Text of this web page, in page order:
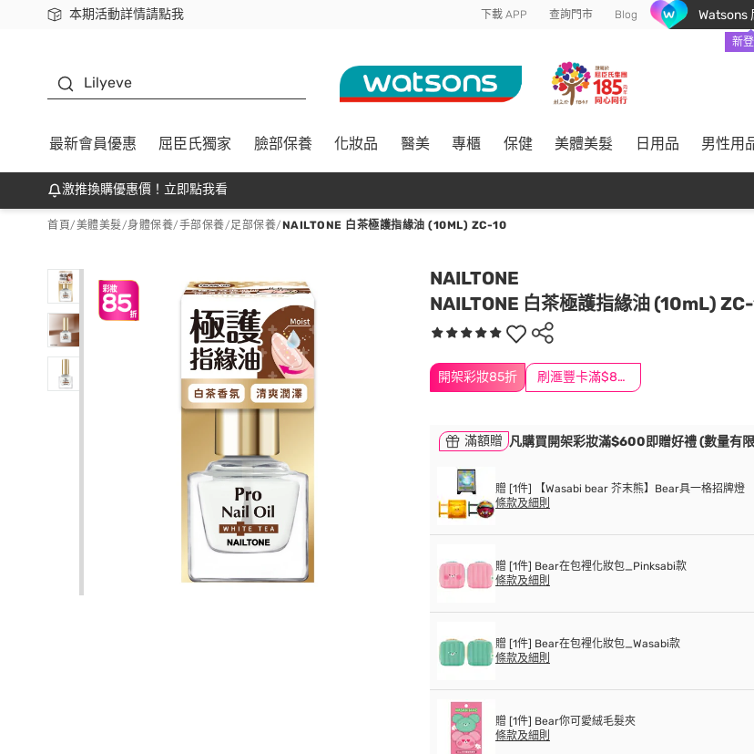
本期活動詳情請點我
下載app最高回饋$350 下載 APP 查詢門市 Blog Watsons
新
Lilyeve
最新會員優惠 屈臣氏獨家 臉部保養 化妝品 醫美 專櫃 保健 美體美髮 日用品 男性用
激推換購優惠價！立即點我看
首頁/美體美髮/身體保養/手部保養/足部保養/NAILTONE 白茶極護指緣油 (10ML) ZC-10
NAILTONE
NAILTONE 白茶極護指緣油 (10mL)
開架彩妝85折 刷滙豐卡滿$888送3萬點
滿額贈 凡購買開架彩妝滿$600即贈好禮 (數量有
贈 [1件] 【Wasabi bear 芥末熊】Bear具一格招牌燈
條款及細則
贈 [1件] Bear在包裡化妝包_Pinksabi款
條款及細則
贈 [1件] Bear在包裡化妝包_Wasabi款
條款及細則
贈 [1件] Bear你可愛絨毛髮夾
條款及細則